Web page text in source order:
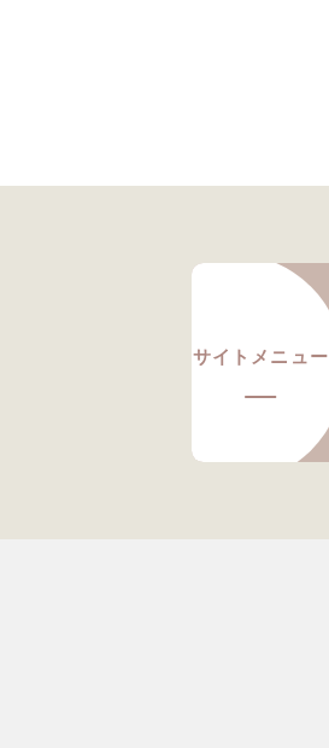
サイトメニュー